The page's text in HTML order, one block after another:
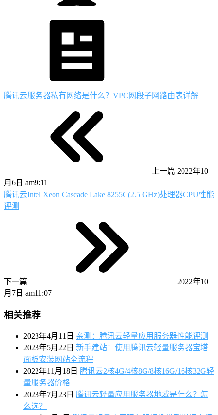
腾讯云服务器私有网络是什么？VPC网段子网路由表详解
上一篇 2022年10
月6日 am9:11
腾讯云Intel Xeon Cascade Lake 8255C(2.5 GHz)处理器CPU性能
评测
下一篇
2022年10
月7日 am11:07
相关推荐
2023年4月11日 亲测：腾讯云轻量应用服务器性能评测
2023年5月22日 新手建站：使用腾讯云轻量服务器宝塔
面板安装网站全流程
2022年11月18日 腾讯云2核4G/4核8G/8核16G/16核32G轻
量服务器价格
2023年7月23日 腾讯云轻量应用服务器地域是什么？怎
么选？